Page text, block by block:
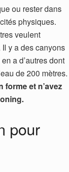
ou rester dans
physiques.
veulent
y a des canyons
a d’autres dont
de 200 mètres.
forme et n’avez
pour